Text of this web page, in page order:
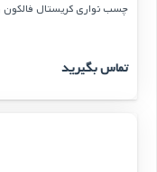
چسب نواری کریستال فالکون
تماس بگیرید